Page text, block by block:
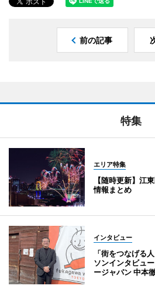
前の記事
特集
エリア特集
【随時更新】江
情報まとめ
インタビュー
「街をつなげる
ソンインタビュ
ージャパン 中本